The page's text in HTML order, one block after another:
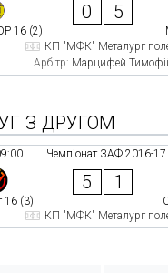
16 (2)
0 5
КП "МФК" Металург
Арбітр: Марцифей
З ДРУГОМ
Чемпіонат ЗАФ 2016-
16 (3)
5 1
КП "МФК" Металург